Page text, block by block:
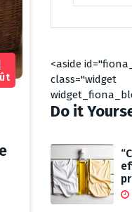
<aside
class="widget
Do it